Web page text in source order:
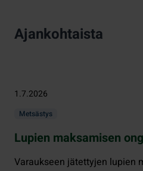
Ajankohtaista
1.7.2026
Metsästys
Lupien maksamisen
Varaukseen jätettyjen lupien